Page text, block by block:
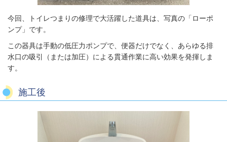
今回、トイレつまりの修理で大活躍した道具は、写真の「ローポ
ンプ」です。
この器具は手動の低圧力ポンプで、便器だけでなく、あらゆる排
水口の吸引（または加圧）による貫通作業に高い効果を発揮しま
す。
施工後